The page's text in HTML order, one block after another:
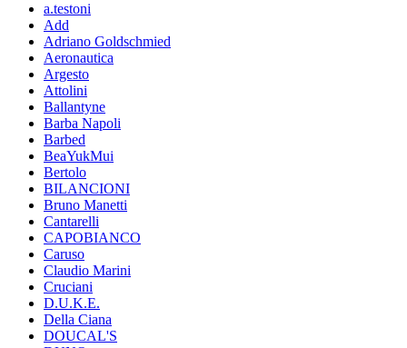
a.testoni
Add
Adriano Goldschmied
Aeronautica
Argesto
Attolini
Ballantyne
Barba Napoli
Barbed
BeaYukMui
Bertolo
BILANCIONI
Bruno Manetti
Cantarelli
CAPOBIANCO
Caruso
Claudio Marini
Cruciani
D.U.K.E.
Della Ciana
DOUCAL'S